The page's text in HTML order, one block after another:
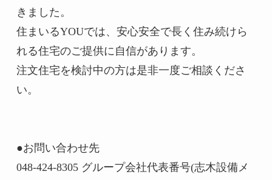
きました。
住まいるYOUでは、安心安全で長く住み続けら
れる住宅のご提供に自信があります。
注文住宅を検討中の方は是非一度ご相談くださ
い。
●お問い合わせ先
048-424-8305 グループ会社代表番号(志木設備メ